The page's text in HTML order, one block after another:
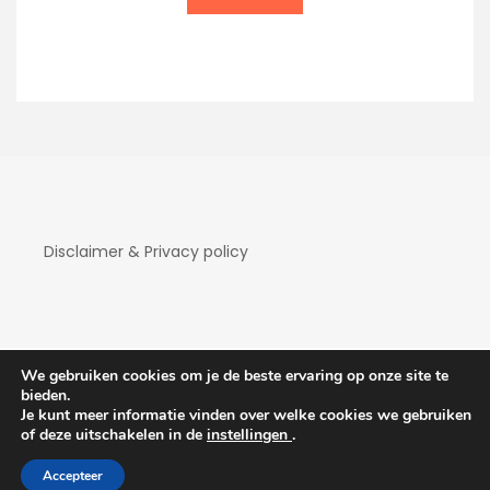
Disclaimer & Privacy policy
Copyright Hotelaanbiedingen 2026| Theme by
ThemeinProgress | Proudly powered by WordPress
We gebruiken cookies om je de beste ervaring op onze site te
bieden.
Je kunt meer informatie vinden over welke cookies we gebruiken
of deze uitschakelen in de instellingen .
Accepteer